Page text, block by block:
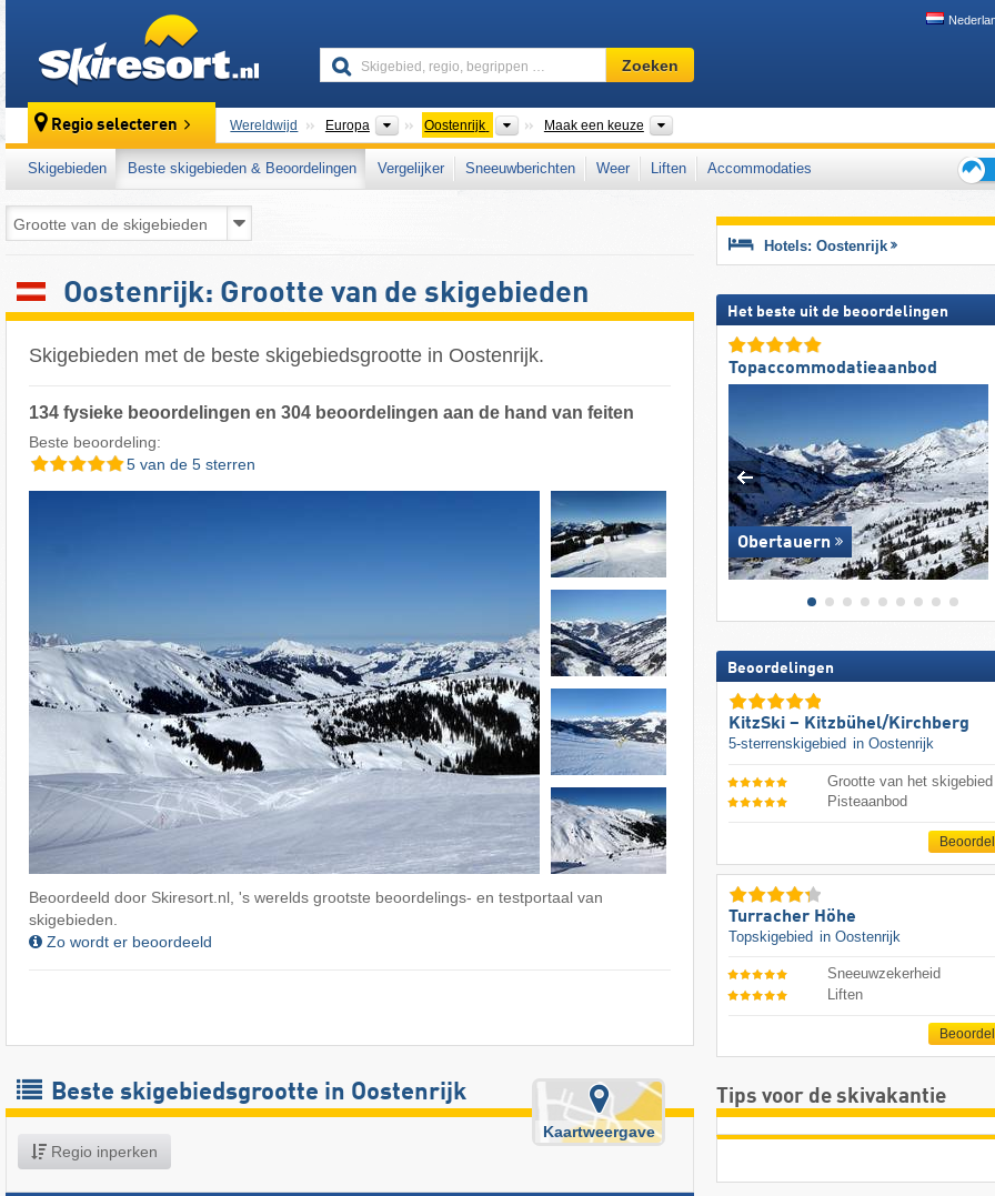
Skigebied,
regio,
…
Zoeken
Regio selecteren Wereldwijd Europa Continenten
Oostenrijk LandenMaak een keuze
Skigebieden Beste skigebieden & Beoordelingen Vergelijker Sneeuwberichten Weer Liften
Accommodaties
voor
Oostenrijk: Grootte van de skigebieden
Skigebieden met de beste skigebiedsgrootte in Oostenrijk.
134 fysieke beoordelingen en 304 beoordelingen aan de hand van feiten
Beste beoordeling:
5 van de 5 sterren
Beoordeeld door Skiresort.nl, 's werelds grootste beoordelings- en testportaal van
skigebieden.
Zo wordt er beoordeeld
Beste skigebiedsgrootte in Oostenrijk
Regio inperken
Kaartweergave
Hotels: Oostenrijk
Het beste uit de beoordelingen
Topaccommodatieaanbod
Obertauern
Beoordelingen
KitzSki – Kitzbühel/​Kirchberg
5-sterrenskigebied in Oostenrijk
Grootte van het skigebied
Pisteaanbod
Turracher Höhe
Topskigebied in Oostenrijk
Sneeuwzekerheid
Liften
Tips voor de skivakantie